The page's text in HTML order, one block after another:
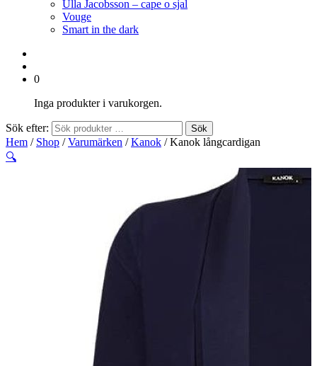
Ulla Jacobsson – cape o sjal
Vouge
Smart in the dark
0
Inga produkter i varukorgen.
Sök efter: Sök
Hem / Shop /Varumärken /Kanok / Kanok långcardigan
🔍